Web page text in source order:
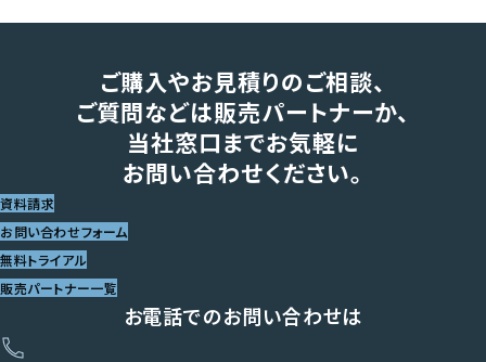
ご購入やお見積りのご相談、
ご質問などは販売パートナーか、
当社窓口までお気軽に
お問い合わせください。
資料請求
お問い合わせフォーム
無料トライアル
販売パートナー一覧
お電話でのお問い合わせは